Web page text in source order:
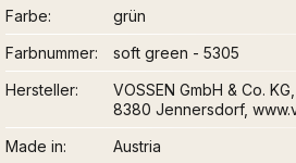
Farbe
grün
Farbnummer
soft green - 5305
Hersteller
VOSSEN GmbH & Co.
8380 Jennersdorf,
Made in
Austria